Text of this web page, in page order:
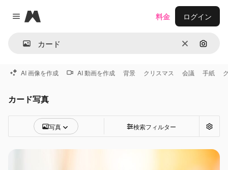
Close menu
Magnific
消去 画像で
料金 ログイン
AI 画像を作成 AI 動画を作成 背景 クリスマス 会議 手紙
カード写真
写真 検索フィルター